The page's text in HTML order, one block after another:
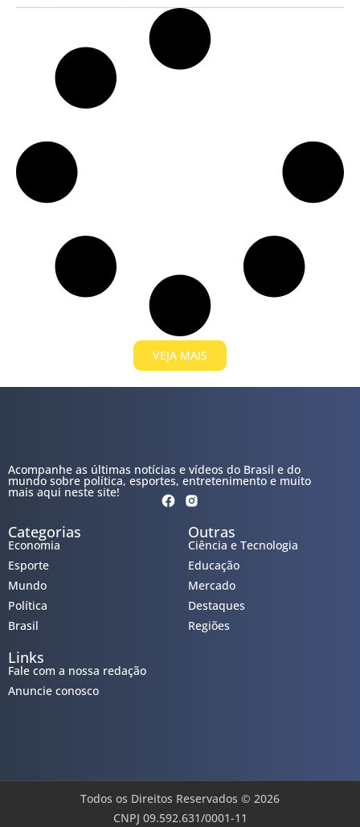
VEJA MAIS
Acompanhe as últimas notícias e vídeos do Brasil e do
mundo sobre política, esportes, entretenimento e muito
mais aqui neste site!
Categorias
Economia
Esporte
Mundo
Política
Brasil
Outras
Ciência e Tecnologia
Educação
Mercado
Destaques
Regiões
Links
Fale com a nossa redação
Anuncie conosco
Todos os Direitos Reservados © 2026
CNPJ 09.592.631/0001-11